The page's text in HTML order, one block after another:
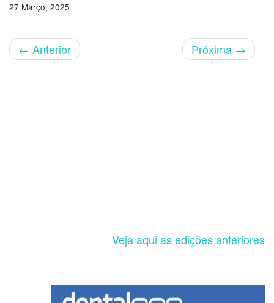
27 Março, 2025
← Anterior Próxima →
Veja aqui as edições anteriores